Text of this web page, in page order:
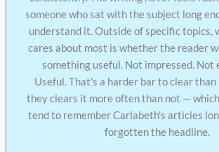
someone who sat with the subject long
understand it. Outside of specific topics,
cares about most is whether the reader
something useful. Not impressed. Not
Useful. That's a harder bar to clear than
they clears it more often than not —
tend to remember Carlabeth's articles
forgotten the headline.